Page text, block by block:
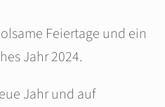
Feiertage und ein
Jahr 2024.
Jahr und auf